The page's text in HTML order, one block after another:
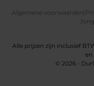
Algemene voorwaarden
Alle prijzen zijn inclusief
en
© 2026 -